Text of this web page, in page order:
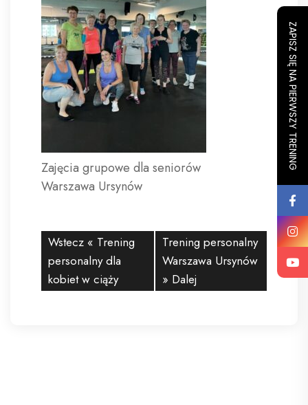
Zajęcia grupowe dla seniorów
Warszawa Ursynów
Wstecz « Trening
personalny dla
kobiet w ciąży
Trening personalny
Warszawa Ursynów
» Dalej
ZAPISZ SIĘ NA PIERWSZY TRENING